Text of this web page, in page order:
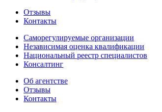
Отзывы
Контакты
Саморегулируемые организации
Независимая оценка квалификации
Национальный реестр специалистов
Консалтинг
Об агентстве
Отзывы
Контакты